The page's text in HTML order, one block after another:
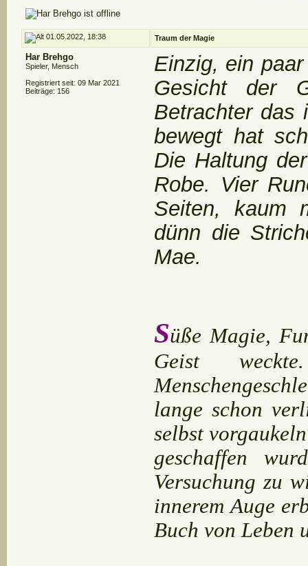
01.05.2022, 18:38 Traum der Magie
Har Brehgo
Spieler, Mensch
Registriert seit: 09 Mar 2021
Beiträge: 156
Einzig, ein
Gesicht der
Betrachter das
bewegt hat
Die Haltung
Robe. Vier
Seiten, kaum
dünn die
Mae.
Süße Magie,
Geist
lange schon
selbst
geschaffen
Versuchung zu
innerem Auge
Buch von Leben